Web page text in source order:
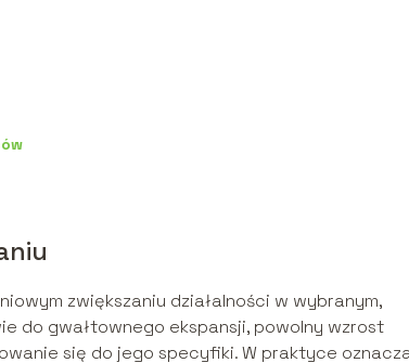
zwiększaniu działalności w wybranym,
do gwałtownego ekspansji, powolny wzrost
się do jego specyfiki. W praktyce